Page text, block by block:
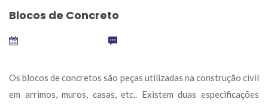
Blocos de Concreto
Os blocos de concretos são peças utilizadas na construção civil
em arrimos, muros, casas, etc.. Existem duas especificações